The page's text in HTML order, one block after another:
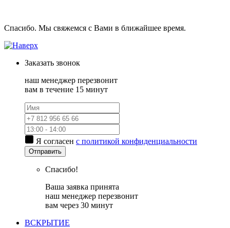
Спасибо. Мы свяжемся с Вами в ближайшее время.
Заказать звонок
наш менеджер перезвонит
вам в течение 15 минут
Я согласен с политикой конфиденциальности
Отправить
Спасибо!
Ваша заявка принята
наш менеджер перезвонит
вам через 30 минут
ВСКРЫТИЕ